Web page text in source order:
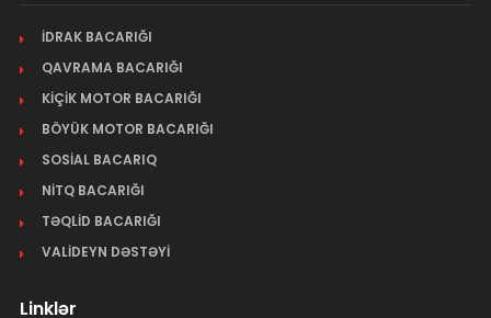
İDRAK BACARIĞI
QAVRAMA BACARIĞI
KİÇİK MOTOR BACARIĞI
BÖYÜK MOTOR BACARIĞI
SOSİAL BACARIQ
NİTQ BACARIĞI
TƏQLİD BACARIĞI
VALİDEYN DƏSTƏYİ
Linklər